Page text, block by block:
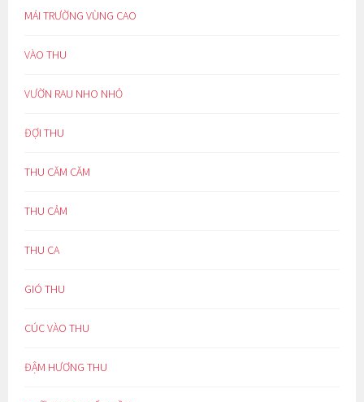
MÁI TRƯỜNG VÙNG CAO
VÀO THU
VƯỜN RAU NHO NHỎ
ĐỢI THU
THU CĂM CĂM
THU CẢM
THU CA
GIÓ THU
CÚC VÀO THU
ĐẬM HƯƠNG THU